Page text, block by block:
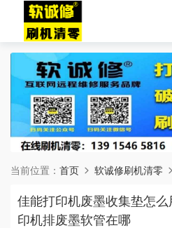
当前位置： 首页 软诚修刷机清零
佳能打印机废墨收集垫怎
印机排废墨软管在哪